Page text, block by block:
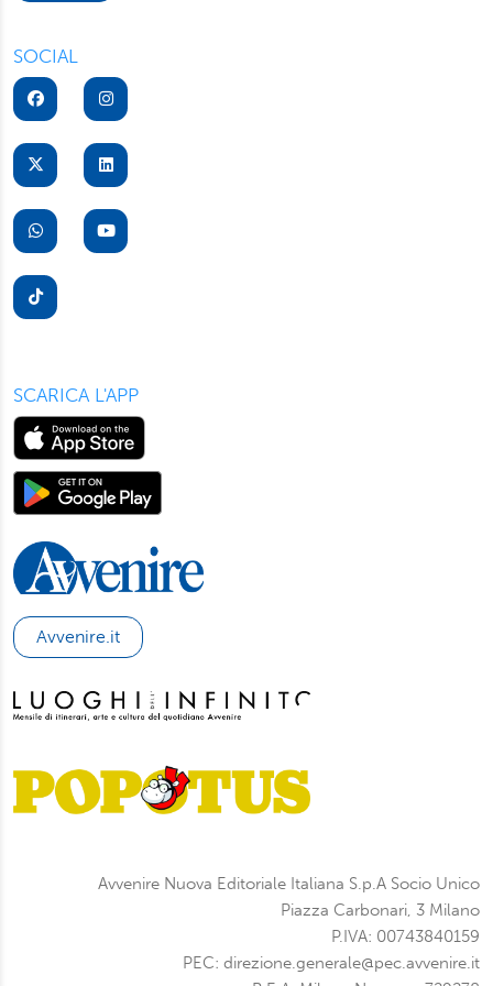
potrà scegliere quali tipi di cookie saranno installati sul
suo dispositivo. Potrà modificare in ogni momento le sue
preferenze cliccando sull’interruttore in basso a sinistra
presente in ogni pagina del nostro sito. Per maggior
informazioni sul trattamento dei suoi dati visiti la nostra
SOCIAL
SCARICA L'APP
Avvenire.it
Avvenire Nuova Editoriale Italiana S.p.A Socio Unico
Piazza Carbonari, 3 Milano
P.IVA: 00743840159
PEC: direzione.generale@pec.avvenire.it